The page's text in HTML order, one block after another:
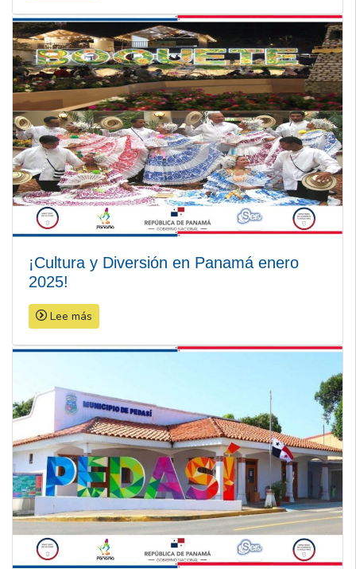
¡Cultura y Diversión en Panamá enero
2025!
Lee más